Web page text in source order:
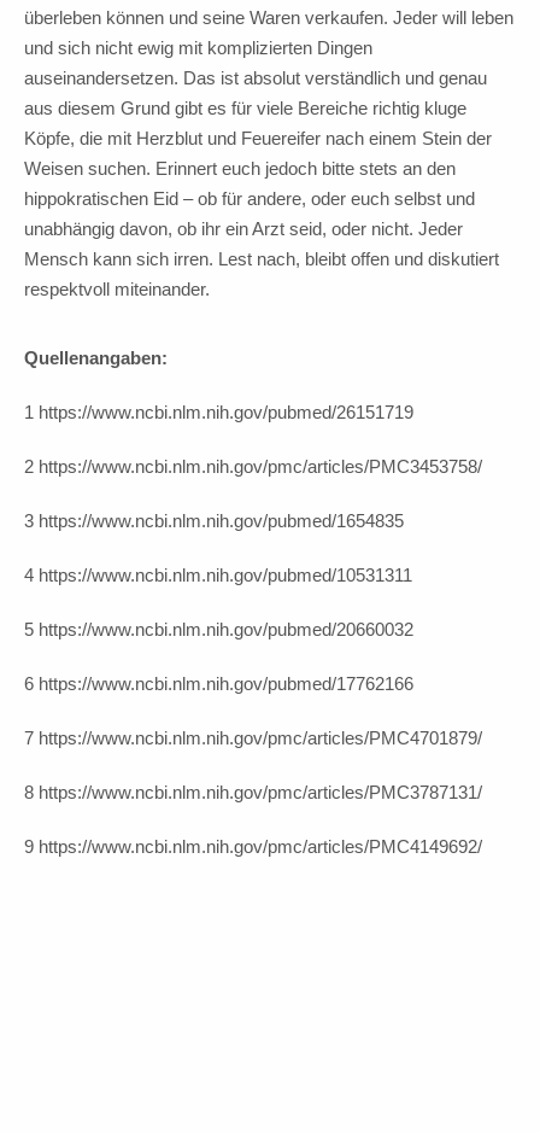
überleben können und seine Waren verkaufen. Jeder will leben
und sich nicht ewig mit komplizierten Dingen
auseinandersetzen. Das ist absolut verständlich und genau
aus diesem Grund gibt es für viele Bereiche richtig kluge
Köpfe, die mit Herzblut und Feuereifer nach einem Stein der
Weisen suchen. Erinnert euch jedoch bitte stets an den
hippokratischen Eid – ob für andere, oder euch selbst und
unabhängig davon, ob ihr ein Arzt seid, oder nicht. Jeder
Mensch kann sich irren. Lest nach, bleibt offen und diskutiert
respektvoll miteinander.
Quellenangaben:
1 https://www.ncbi.nlm.nih.gov/pubmed/26151719
2 https://www.ncbi.nlm.nih.gov/pmc/articles/PMC3453758/
3 https://www.ncbi.nlm.nih.gov/pubmed/1654835
4 https://www.ncbi.nlm.nih.gov/pubmed/10531311
5 https://www.ncbi.nlm.nih.gov/pubmed/20660032
6 https://www.ncbi.nlm.nih.gov/pubmed/17762166
7 https://www.ncbi.nlm.nih.gov/pmc/articles/PMC4701879/
8 https://www.ncbi.nlm.nih.gov/pmc/articles/PMC3787131/
9 https://www.ncbi.nlm.nih.gov/pmc/articles/PMC4149692/